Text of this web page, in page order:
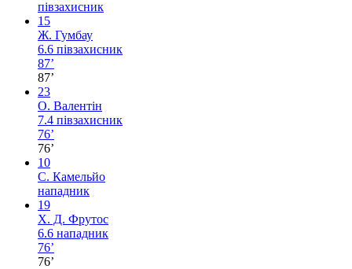
півзахисник
15
Ж. Гумбау
6.6 півзахисник
87’
87’
23
О. Валентін
7.4 півзахисник
76’
76’
10
С. Камельйо
нападник
19
Х. Д. Фрутос
6.6 нападник
76’
76’